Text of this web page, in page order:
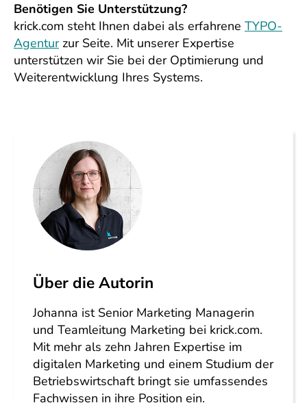
Benötigen Sie Unterstützung?
krick.com steht Ihnen dabei als erfahrene TYPO-
Agenturzur Seite. Mit unserer Expertise
unterstützen wir Sie bei der Optimierung und
Weiterentwicklung Ihres Systems.
Über die Autorin
Johanna ist Senior Marketing Managerin
und Teamleitung Marketing bei krick.com.
Mit mehr als zehn Jahren Expertise im
digitalen Marketing und einem Studium der
Betriebswirtschaft bringt sie umfassendes
Fachwissen in ihre Position ein.